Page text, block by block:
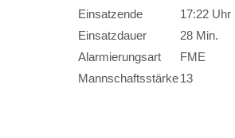
Einsatzende
17:22 Uhr
Einsatzdauer
28 Min.
Alarmierungsart
FME
Mannschaftsstärke13